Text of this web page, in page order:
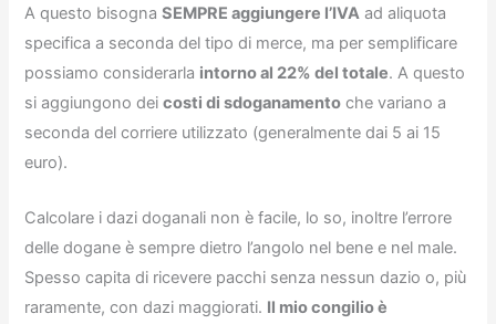
A questo bisognaSEMPRE aggiungere l’IVA ad aliquota
specifica a seconda del tipo di merce, ma per semplificare
possiamo considerarla intorno al 22% del totale. A questo
si aggiungono deicosti di sdoganamento che variano a
seconda del corriere utilizzato (generalmente dai 5 ai 15
euro).
Calcolare i dazi doganali non è facile, lo so, inoltre l’errore
delle dogane è sempre dietro l’angolo nel bene e nel male.
Spesso capita di ricevere pacchi senza nessun dazio o, più
raramente, con dazi maggiorati. Il mio congilio è